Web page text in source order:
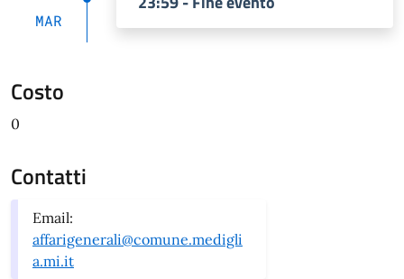
MAR
Costo
0
Contatti
Email:
affarigenerali@comune.medigli
a.mi.it